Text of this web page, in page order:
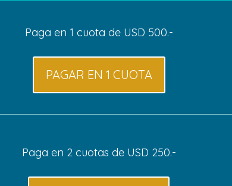
Paga en 1 cuota de USD 500.-
PAGAR EN 1 CUOTA
Paga en 2 cuotas de USD 250.-